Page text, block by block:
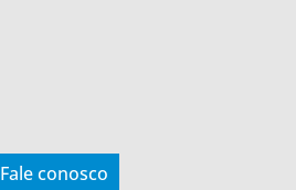
Fale conosco